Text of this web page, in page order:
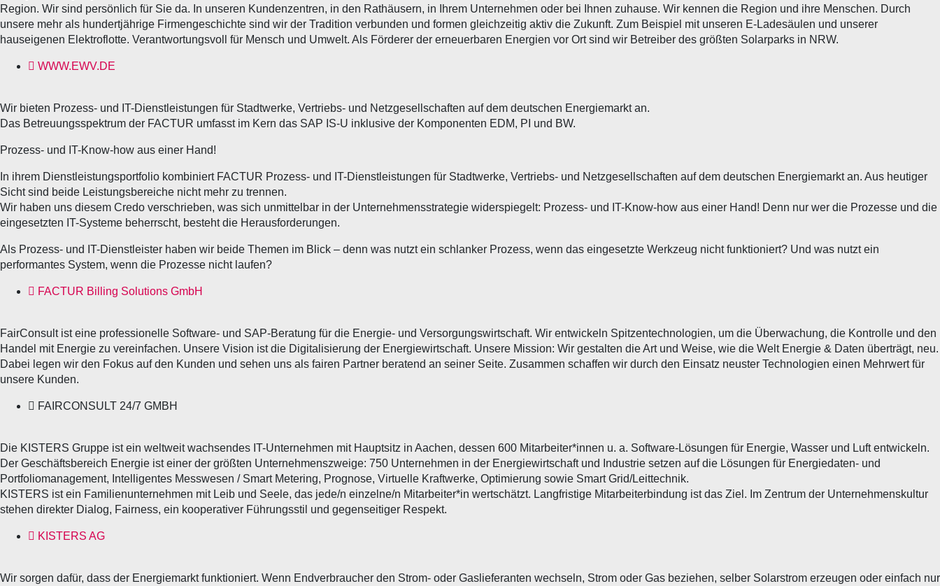
Region. Wir sind persönlich für Sie da. In unseren Kundenzentren, in den Rathäusern, in Ihrem Unternehmen oder bei Ihnen zuhause. Wir kennen die Region und ihre Menschen. Durch
unsere mehr als hundertjährige Firmengeschichte sind wir der Tradition verbunden und formen gleichzeitig aktiv die Zukunft. Zum Beispiel mit unseren E-Ladesäulen und unserer
hauseigenen Elektroflotte. Verantwortungsvoll für Mensch und Umwelt. Als Förderer der erneuerbaren Energien vor Ort sind wir Betreiber des größten Solarparks in NRW.
WWW.EWV.DE
Wir bieten Prozess- und IT-Dienstleistungen für Stadtwerke, Vertriebs- und Netzgesellschaften auf dem deutschen Energiemarkt an.
Das Betreuungsspektrum der FACTUR umfasst im Kern das SAP IS-U inklusive der Komponenten EDM, PI und BW.
Prozess- und IT-Know-how aus einer Hand!
In ihrem Dienstleistungsportfolio kombiniert FACTUR Prozess- und IT-Dienstleistungen für Stadtwerke, Vertriebs- und Netzgesellschaften auf dem deutschen Energiemarkt an. Aus heutiger
Sicht sind beide Leistungsbereiche nicht mehr zu trennen.
Wir haben uns diesem Credo verschrieben, was sich unmittelbar in der Unternehmensstrategie widerspiegelt: Prozess- und IT-Know-how aus einer Hand! Denn nur wer die Prozesse und die
eingesetzten IT-Systeme beherrscht, besteht die Herausforderungen.
Als Prozess- und IT-Dienstleister haben wir beide Themen im Blick – denn was nutzt ein schlanker Prozess, wenn das eingesetzte Werkzeug nicht funktioniert? Und was nutzt ein
performantes System, wenn die Prozesse nicht laufen?
FACTUR Billing Solutions GmbH
FairConsult ist eine professionelle Software- und SAP-Beratung für die Energie- und Versorgungswirtschaft. Wir entwickeln Spitzentechnologien, um die Überwachung, die Kontrolle und den
Handel mit Energie zu vereinfachen. Unsere Vision ist die Digitalisierung der Energiewirtschaft. Unsere Mission: Wir gestalten die Art und Weise, wie die Welt Energie & Daten überträgt, neu.
Dabei legen wir den Fokus auf den Kunden und sehen uns als fairen Partner beratend an seiner Seite. Zusammen schaffen wir durch den Einsatz neuster Technologien einen Mehrwert für
unsere Kunden.
FAIRCONSULT 24/7 GMBH
Die KISTERS Gruppe ist ein weltweit wachsendes IT-Unternehmen mit Hauptsitz in Aachen, dessen 600 Mitarbeiter*innen u. a. Software-Lösungen für Energie, Wasser und Luft entwickeln.
Der Geschäftsbereich Energie ist einer der größten Unternehmenszweige: 750 Unternehmen in der Energiewirtschaft und Industrie setzen auf die Lösungen für Energiedaten- und
Portfoliomanagement, Intelligentes Messwesen / Smart Metering, Prognose, Virtuelle Kraftwerke, Optimierung sowie Smart Grid/Leittechnik.
KISTERS ist ein Familienunternehmen mit Leib und Seele, das jede/n einzelne/n Mitarbeiter*in wertschätzt. Langfristige Mitarbeiterbindung ist das Ziel. Im Zentrum der Unternehmenskultur
stehen direkter Dialog, Fairness, ein kooperativer Führungsstil und gegenseitiger Respekt.
KISTERS AG
Wir sorgen dafür, dass der Energiemarkt funktioniert. Wenn Endverbraucher den Strom- oder Gaslieferanten wechseln, Strom oder Gas beziehen, selber Solarstrom erzeugen oder einfach nur